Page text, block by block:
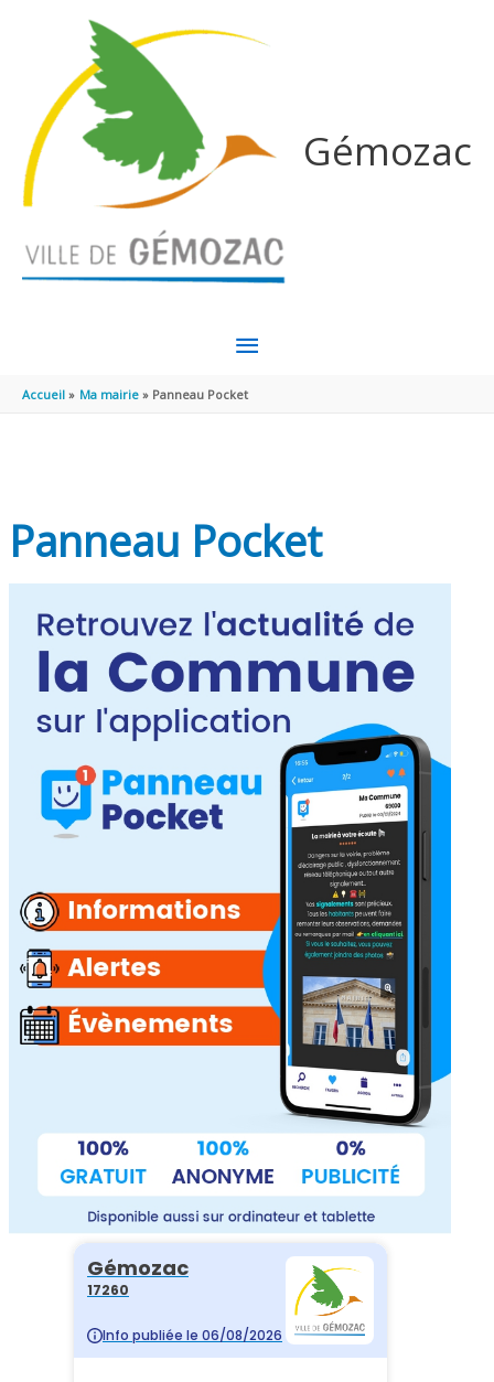
Gémozac
MENU
PRINCIPAL
Accueil Ma mairie Panneau Pocket
Panneau Pocket